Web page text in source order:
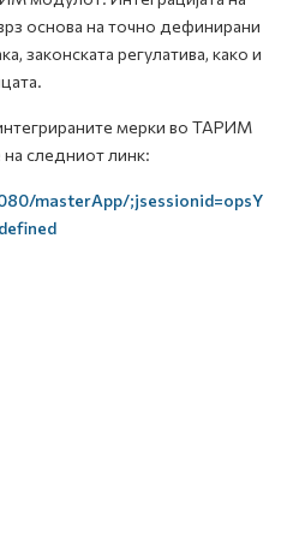
основа на точно дефинирани
законската регулатива, како и
мерки во ТАРИМ
следниот линк:
masterApp/;jsessionid=opsY